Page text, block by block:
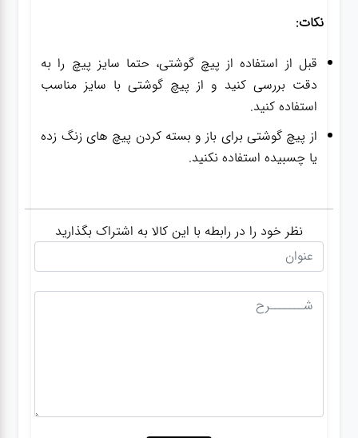
نکات:
قبل از استفاده از پیچ گوشتی، حتما سایز پیچ را به
دقت بررسی کنید و از پیچ گوشتی با سایز مناسب
استفاده کنید.
از پیچ گوشتی برای باز و بسته کردن پیچ های زنگ زده
یا چسبیده استفاده نکنید.
نظر خود را در رابطه با این کالا به اشتراک بگذارید